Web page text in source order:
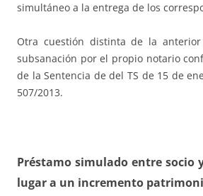
simultáneo a la entrega de los
Otra cuestión distinta de la
subsanación por el propio notario
de la Sentencia de del TS de 15 de
507/2013.
Préstamo simulado entre socio
lugar a un incremento